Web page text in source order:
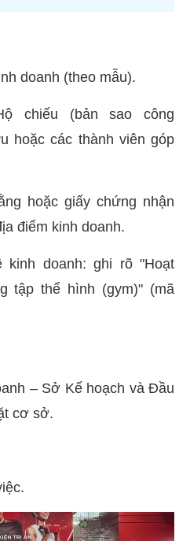
doanh (theo mẫu).
chiếu (bản sao công
hoặc các thành viên góp
hoặc giấy chứng nhận
điểm kinh doanh.
kinh doanh: ghi rõ "Hoạt
tập thể hình (gym)" (mã
– Sở Kế hoạch và Đầu
cơ sở.